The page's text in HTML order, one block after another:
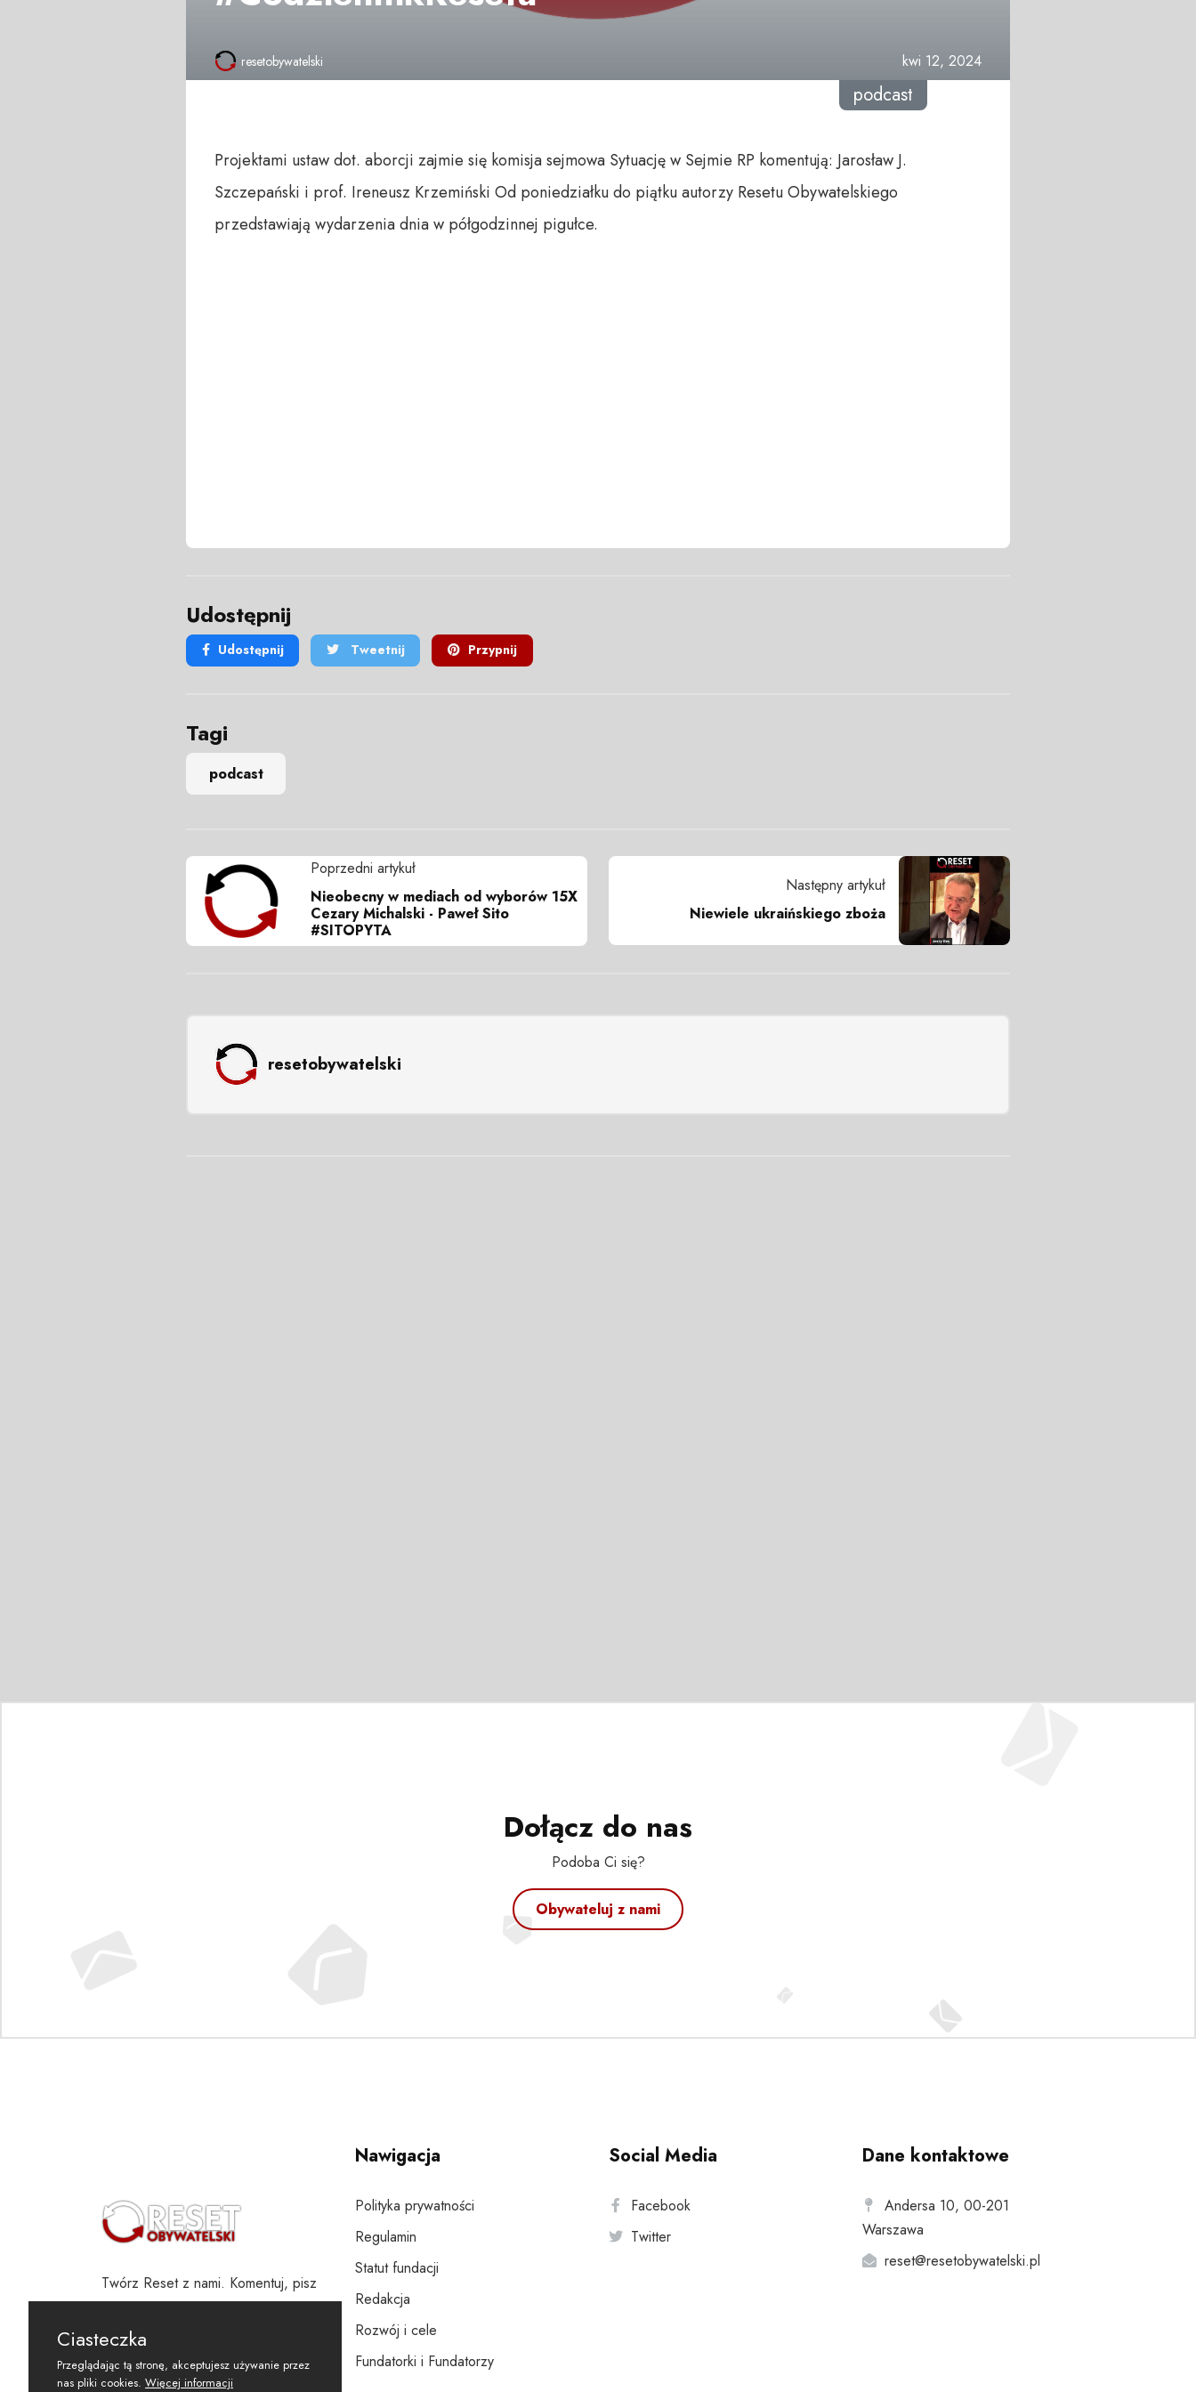
resetobywatelski kwi 12, 2024
podcast
Projektami ustaw dot. aborcji zajmie się komisja sejmowa Sytuację w Sejmie RP komentują: Jarosław J.
Szczepański i prof. Ireneusz Krzemiński Od poniedziałku do piątku autorzy Resetu Obywatelskiego
przedstawiają wydarzenia dnia w półgodzinnej pigułce.
Udostępnij
Udostępnij Tweetnij Przypnij
Tagi
podcast
Poprzedni artykuł
Nieobecny w mediach od wyborów 15X
Cezary Michalski - Paweł Sito
#SITOPYTA
Następny artykuł
Niewiele ukraińskiego zboża
resetobywatelski
Dołącz do nas
Podoba Ci się?
Obywateluj z nami
Twórz Reset z nami. Komentuj, pisz
i wspieraj
Nawigacja
Polityka prywatności
Regulamin
Statut fundacji
Redakcja
Rozwój i cele
Fundatorki i Fundatorzy
Social Media
Facebook
Twitter
Dane kontaktowe
Andersa 10, 00-201
Warszawa
reset@resetobywatelski.pl
Ciasteczka
Przeglądając tą stronę, akceptujesz używanie przez
nas pliki cookies. Więcej informacji